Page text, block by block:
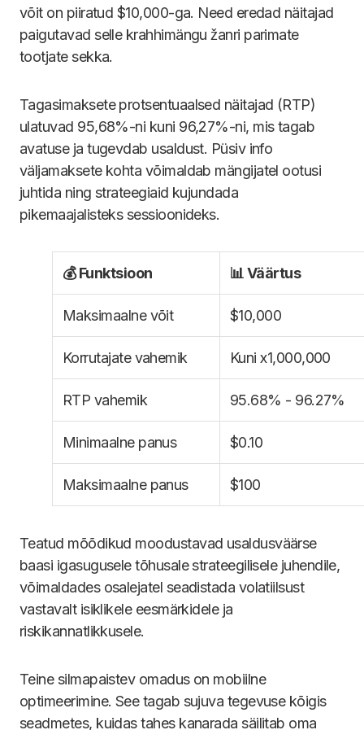
võit on piiratud $10,000-ga. Need eredad näitajad
paigutavad selle krahhimängu žanri parimate
tootjate sekka.
Tagasimaksete protsentuaalsed näitajad (RTP)
ulatuvad 95,68%-ni kuni 96,27%-ni, mis tagab
avatuse ja tugevdab usaldust. Püsiv info
väljamaksete kohta võimaldab mängijatel ootusi
juhtida ning strateegiaid kujundada
pikemaajalisteks sessioonideks.
💰 Funktsioon 📊 Väärtus
Maksimaalne võit $10,000
Korrutajate vahemik Kuni x1,000,000
RTP vahemik 95.68% - 96.27%
Minimaalne panus $0.10
Maksimaalne panus $100
Teatud mõõdikud moodustavad usaldusväärse
baasi igasugusele tõhusale strateegilisele juhendile,
võimaldades osalejatel seadistada volatiilsust
vastavalt isiklikele eesmärkidele ja
riskikannatlikkusele.
Teine silmapaistev omadus on mobiilne
optimeerimine. See tagab sujuva tegevuse kõigis
seadmetes, kuidas tahes kanarada säilitab oma